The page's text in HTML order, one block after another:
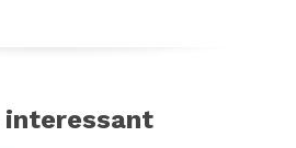
interessant